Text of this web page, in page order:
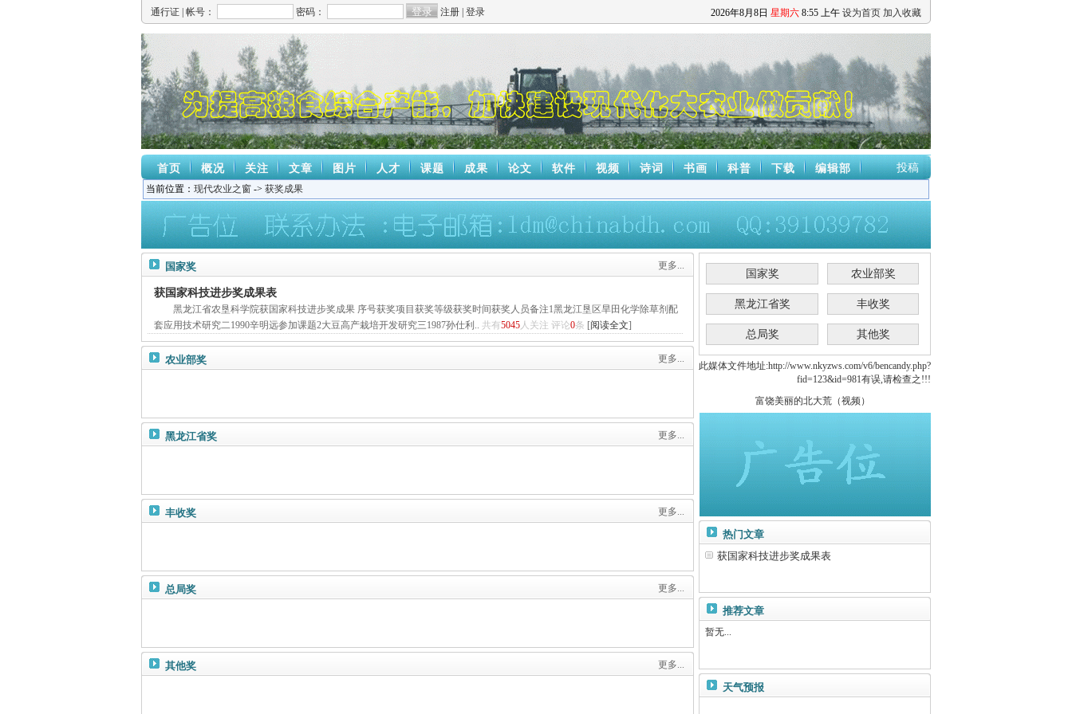
通行证 | 帐号： 密码： 注册 登录 2026年8月 8日 星期六 8:55 上午 设为首页 加入收藏
首页 概况 关注 文章 图片 人才 课题 成果 论文 软件 视频 诗词 书画 科普 下载 编辑部 投稿
当前位置： 现代农业之窗 -> 获奖成果
国家奖 更多...
获国家科技进步奖成果表
黑龙江省农垦科学院获国家科技进步奖成果 序号获奖项目获奖等级获奖时间获奖人员备注1黑龙江垦区旱田化学除草剂配
套应用技术研究二1990辛明远参加课题2大豆高产栽培开发研究三1987孙仕利.. 共有5045人关注 评论0条 [阅读全文]
农业部奖 更多...
黑龙江省奖 更多...
丰收奖 更多...
总局奖 更多...
其他奖 更多...
国家奖 农业部奖
黑龙江省奖 丰收奖
总局奖 其他奖
此媒体文件地址:http://www.nkyzws.com/v6/bencandy.php?
fid=123&id=981有误,请检查之!!!
富饶美丽的北大荒（视频）
热门文章
获国家科技进步奖成果表
推荐文章
暂无...
天气预报